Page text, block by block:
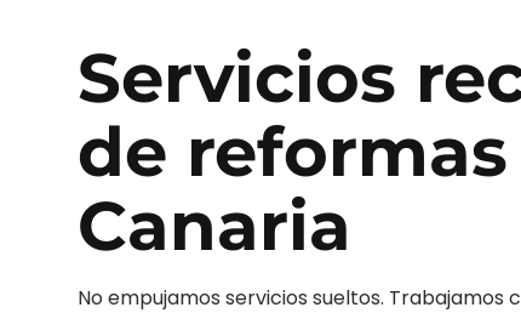
Servicios
de reformas
Canaria
No empujamos servicios sueltos.